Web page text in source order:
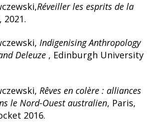
Réveiller les esprits de la
2021.
Indigenising Anthropology
Deleuze , Edinburgh University
Rêves en colère : alliances
le Nord-Ouest australien, Paris,
2016.